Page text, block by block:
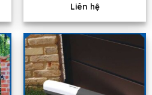
Được
hạng
0
5
sao
Liên hệ